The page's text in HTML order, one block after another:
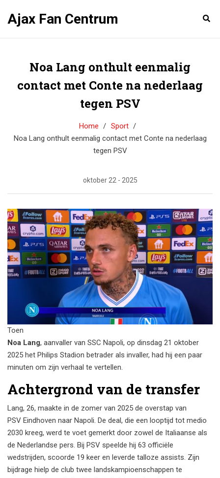
Ajax Fan Centrum
Noa Lang onthult eenmalig
contact met Conte na nederlaag
tegen PSV
Home
Sport
Noa Lang onthult eenmalig contact met Conte na nederlaag
tegen PSV
oktober 22 - 2025
Toen
Noa Lang, aanvaller van SSC Napoli, op dinsdag 21 oktober
2025 het Philips Stadion betrader als invaller, had hij een paar
minuten om zijn verhaal te vertellen.
Achtergrond van de transfer
Lang, 26, maakte in de zomer van 2025 de overstap van
PSV Eindhoven naar Napoli. De deal, die een looptijd tot medio
2030 kreeg, werd te voet gemerkt door zowel de Italiaanse als
de Nederlandse pers. Bij PSV speelde hij 63 officiële
wedstrijden, scoorde 19 keer en leverde talloze assists. Zijn
bijdrage hielp de club twee landskampioenschappen te